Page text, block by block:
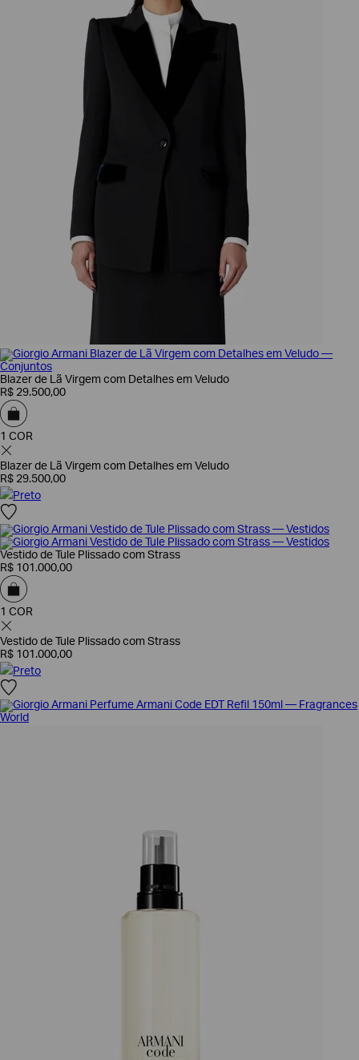
Blazer de Lã Virgem com Detalhes em Veludo
R$ 29.500,00
1 COR
Blazer de Lã Virgem com Detalhes em Veludo
R$ 29.500,00
Preto
Vestido de Tule Plissado com Strass
R$ 101 .000,00
1 COR
Vestido de Tule Plissado com Strass
R$ 101 .000,00
Preto